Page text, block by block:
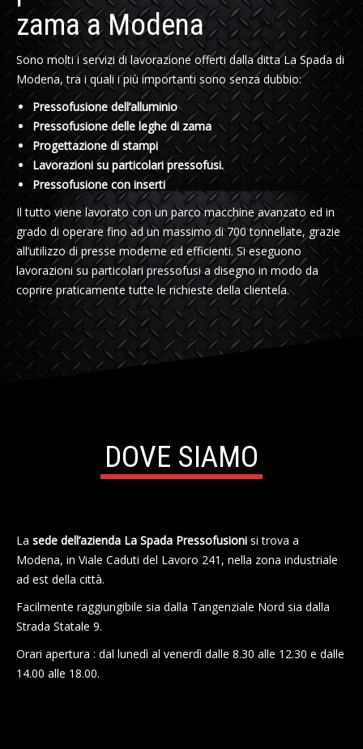
zama a Modena
Sono molti i servizi di lavorazione offerti dalla ditta La Spada di
Modena, tra i quali i più importanti sono senza dubbio:
Pressofusione dell’alluminio
Pressofusione delle leghe di zama
Progettazione di stampi
Lavorazioni su particolari pressofusi.
Pressofusione con inserti
Il tutto viene lavorato con un parco macchine avanzato ed in
grado di operare fino ad un massimo di 700 tonnellate, grazie
all’utilizzo di presse moderne ed efficienti. Si eseguono
lavorazioni su particolari pressofusi a disegno in modo da
coprire praticamente tutte le richieste della clientela.
DOVE SIAMO
La sede dell’azienda La Spada Pressofusioni si trova a
Modena, in Viale Caduti del Lavoro 241, nella zona industriale
ad est della città.
Facilmente raggiungibile sia dalla Tangenziale Nord sia dalla
Strada Statale 9.
Orari apertura : dal lunedì al venerdì dalle 8.30 alle 12.30 e dalle
14.00 alle 18.00.